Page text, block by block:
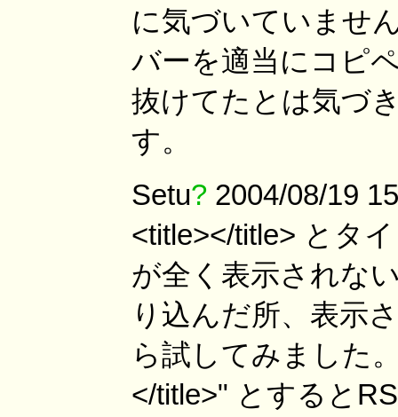
に気づいていませ
バーを適当にコピ
抜けてたとは気づ
す。
Setu? 2004/08/19
<title></title> とタ
が全く表示されな
り込んだ所、表示
ら試してみました
</title>" とすると